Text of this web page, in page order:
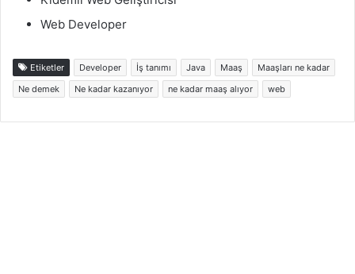
Web Developer
Etiketler Developer İş tanımı Java Maaş
Maaşları ne kadar
Ne demek
Ne kadar kazanıyor ne kadar maaş alıyor web